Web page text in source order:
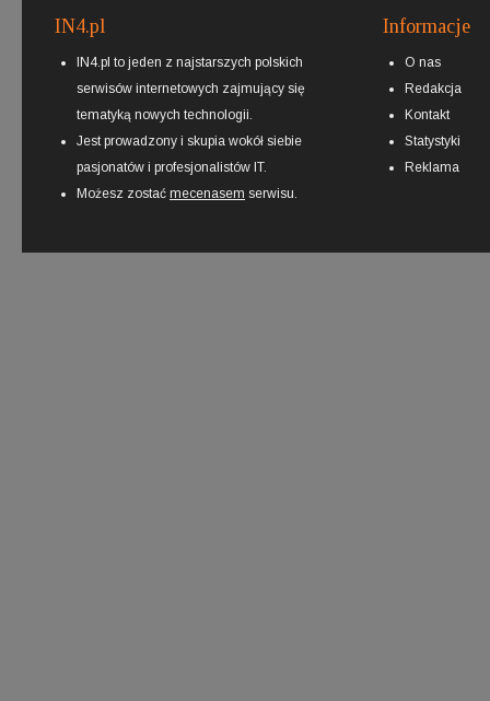
IN4.pl
IN4.pl to jeden z najstarszych polskich
serwisów internetowych zajmujący się
tematyką nowych technologii.
Jest prowadzony i skupia wokół siebie
pasjonatów i profesjonalistów IT.
Możesz zostać mecenasem serwisu.
Informacje
O nas
Redakcja
Kontakt
Statystyki
Reklama